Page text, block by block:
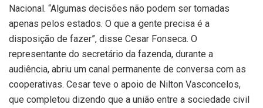
Nacional. “Algumas decisões não podem ser tomadas
apenas pelos estados. O que a gente precisa é a
disposição de fazer”, disse Cesar Fonseca. O
representante do secretário da fazenda, durante a
audiência, abriu um canal permanente de conversa com as
cooperativas. Cesar teve o apoio de Nilton Vasconcelos,
que completou dizendo que a união entre a sociedade civil